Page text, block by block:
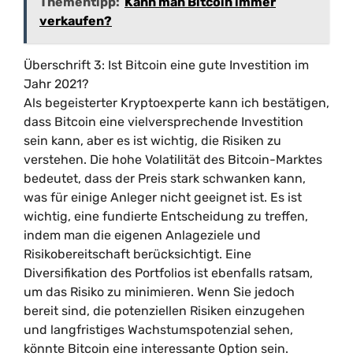
verkaufen?
Überschrift 3: Ist Bitcoin eine gute Investition im
Jahr 2021?
Als begeisterter Kryptoexperte kann ich bestätigen,
dass Bitcoin eine vielversprechende Investition
sein kann, aber es ist wichtig, die Risiken zu
verstehen. Die hohe Volatilität des Bitcoin-Marktes
bedeutet, dass der Preis stark schwanken kann,
was für einige Anleger nicht geeignet ist. Es ist
wichtig, eine fundierte Entscheidung zu treffen,
indem man die eigenen Anlageziele und
Risikobereitschaft berücksichtigt. Eine
Diversifikation des Portfolios ist ebenfalls ratsam,
um das Risiko zu minimieren. Wenn Sie jedoch
bereit sind, die potenziellen Risiken einzugehen
und langfristiges Wachstumspotenzial sehen,
könnte Bitcoin eine interessante Option sein.